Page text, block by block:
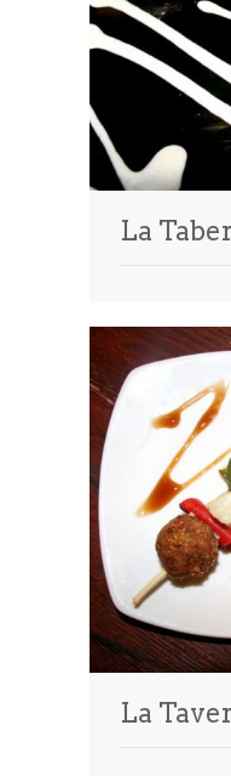
La
La